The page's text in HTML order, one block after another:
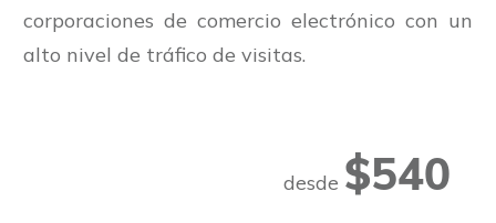
corporaciones de comercio electrónico con un
alto nivel de tráfico de visitas.
desde $540